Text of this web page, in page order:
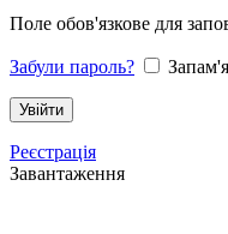
Поле обов'язкове для
Забули пароль?
Реєстрація
Завантаження